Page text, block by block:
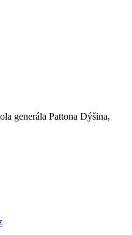
generála Pattona Dýšina,